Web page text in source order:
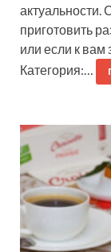
актуальности.
приготовить
или если к вам
Категория:…